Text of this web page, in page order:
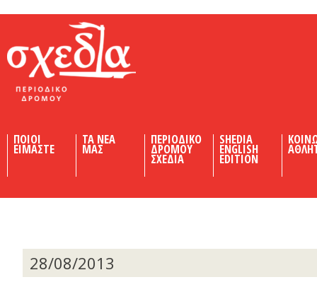
ΠΟΙΟΙ
ΕΙΜΑΣΤΕ
ΤΑ ΝΕΑ
ΜΑΣ
ΠΕΡΙΟΔΙΚΟ
ΔΡΟΜΟΥ
ΣΧΕΔΙΑ
SHEDIA
ENGLISH
EDITION
28/08/2013